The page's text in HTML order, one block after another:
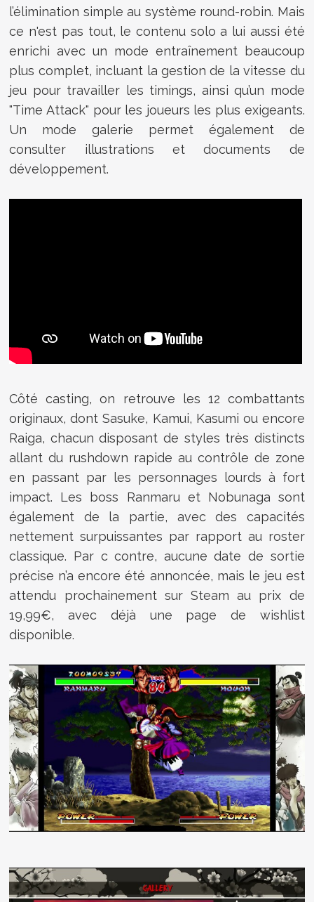
l’élimination simple au système round-robin. Mais
ce n'est pas tout, le contenu solo a lui aussi été
enrichi avec un mode entraînement beaucoup
plus complet, incluant la gestion de la vitesse du
jeu pour travailler les timings, ainsi qu’un mode
"Time Attack" pour les joueurs les plus exigeants.
Un mode galerie permet également de
consulter illustrations et documents de
développement.
Côté casting, on retrouve les 12 combattants
originaux, dont Sasuke, Kamui, Kasumi ou encore
Raiga, chacun disposant de styles très distincts
allant du rushdown rapide au contrôle de zone
en passant par les personnages lourds à fort
impact. Les boss Ranmaru et Nobunaga sont
également de la partie, avec des capacités
nettement surpuissantes par rapport au roster
classique. Par c contre, aucune date de sortie
précise n’a encore été annoncée, mais le jeu est
attendu prochainement sur Steam au prix de
19,99€, avec déjà une page de wishlist
disponible.